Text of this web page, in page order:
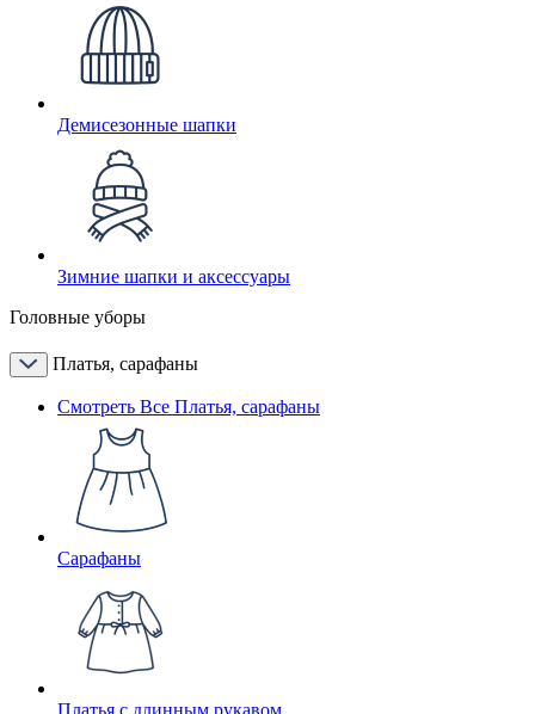
Демисезонные шапки
Зимние шапки и аксессуары
Головные уборы
Платья, сарафаны
Смотреть Все Платья, сарафаны
Сарафаны
Платья с длинным рукавом